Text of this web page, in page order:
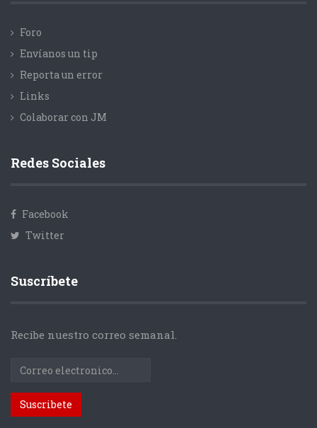
Foro
Envíanos un tip
Reporta un error
Links
Colaborar con JM
Redes Sociales
Facebook
Twitter
Suscríbete
Recibe nuestro correo semanal.